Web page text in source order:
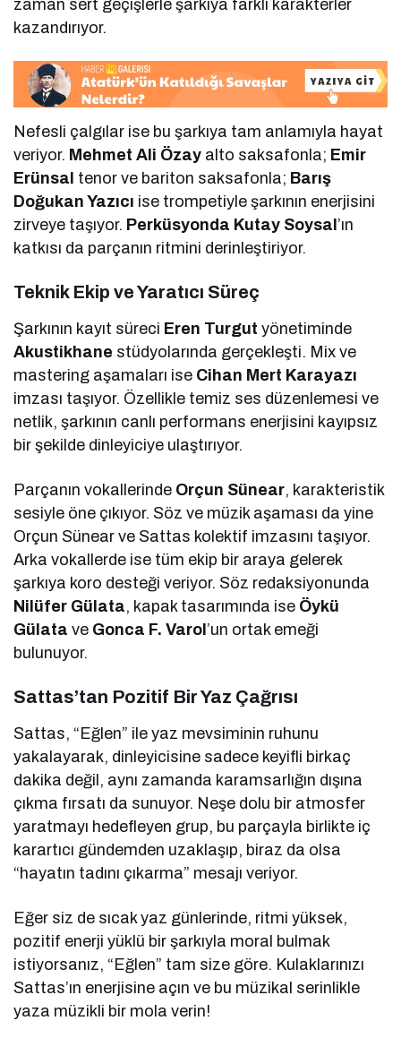
zaman sert geçişlerle şarkıya farklı karakterler
kazandırıyor.
Nefesli çalgılar ise bu şarkıya tam anlamıyla hayat
veriyor. Mehmet Ali Özay alto saksafonla; Emir
Erünsal tenor ve bariton saksafonla; Barış
Doğukan Yazıcı ise trompetiyle şarkının enerjisini
zirveye taşıyor. Perküsyonda Kutay Soysal’ın
katkısı da parçanın ritmini derinleştiriyor.
Teknik Ekip ve Yaratıcı Süreç
Şarkının kayıt süreci Eren Turgut yönetiminde
Akustikhane stüdyolarında gerçekleşti. Mix ve
mastering aşamaları ise Cihan Mert Karayazı
imzası taşıyor. Özellikle temiz ses düzenlemesi ve
netlik, şarkının canlı performans enerjisini kayıpsız
bir şekilde dinleyiciye ulaştırıyor.
Parçanın vokallerinde Orçun Sünear, karakteristik
sesiyle öne çıkıyor. Söz ve müzik aşaması da yine
Orçun Sünear ve Sattas kolektif imzasını taşıyor.
Arka vokallerde ise tüm ekip bir araya gelerek
şarkıya koro desteği veriyor. Söz redaksiyonunda
Nilüfer Gülata, kapak tasarımında ise Öykü
Gülata ve Gonca F. Varol’un ortak emeği
bulunuyor.
Sattas’tan Pozitif Bir Yaz Çağrısı
Sattas, “Eğlen” ile yaz mevsiminin ruhunu
yakalayarak, dinleyicisine sadece keyifli birkaç
dakika değil, aynı zamanda karamsarlığın dışına
çıkma fırsatı da sunuyor. Neşe dolu bir atmosfer
yaratmayı hedefleyen grup, bu parçayla birlikte iç
karartıcı gündemden uzaklaşıp, biraz da olsa
“hayatın tadını çıkarma” mesajı veriyor.
Eğer siz de sıcak yaz günlerinde, ritmi yüksek,
pozitif enerji yüklü bir şarkıyla moral bulmak
istiyorsanız, “Eğlen” tam size göre. Kulaklarınızı
Sattas’ın enerjisine açın ve bu müzikal serinlikle
yaza müzikli bir mola verin!